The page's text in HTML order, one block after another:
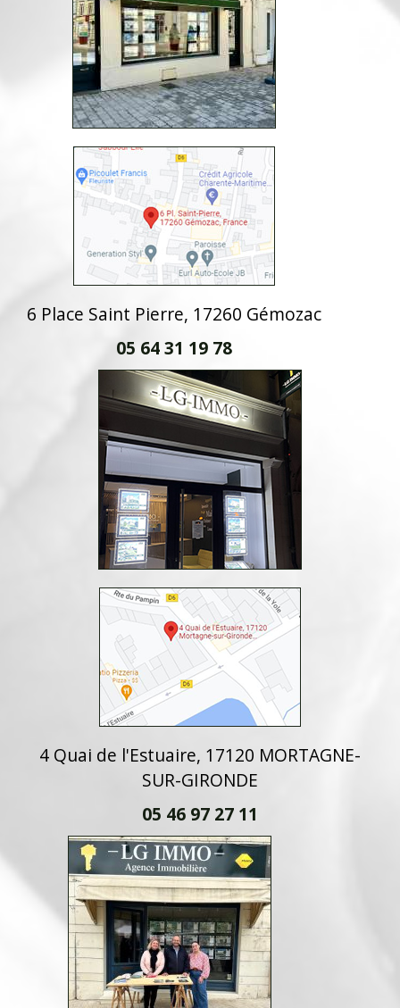
6 Place Saint Pierre, 17260 Gémozac
05 64 31 19 78
4 Quai de l'Estuaire, 17120 MORTAGNE-
SUR-GIRONDE
05 46 97 27 11